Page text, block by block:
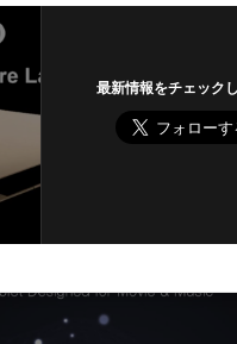
最新情報をチェック